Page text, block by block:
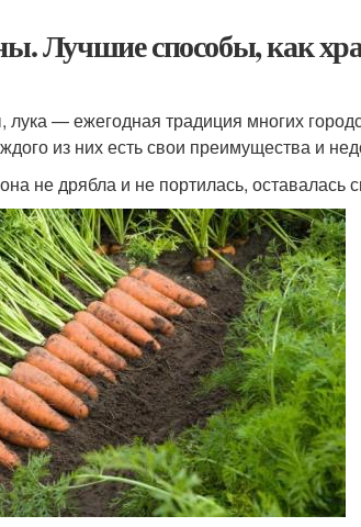
Лучшие способы, как
— ежегодная традиция многих
из них есть свои преимущества и
не дрябла и не портилась, оставалась